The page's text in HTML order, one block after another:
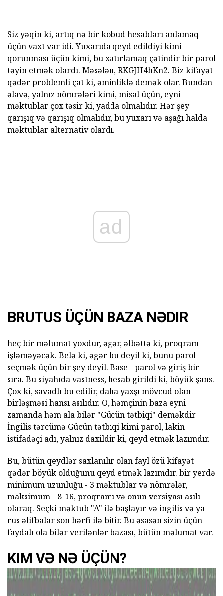
Siz yəqin ki, artıq nə bir kobud hesabları anlamaq
üçün vaxt var idi. Yuxarıda qeyd edildiyi kimi
qorunması üçün kimi, bu xatırlamaq çətindir bir parol
təyin etmək olardı. Məsələn, RKGJH4hKn2. Biz kifayət
qədər problemli çat ki, əminliklə demək olar. Bundan
əlavə, yalnız nömrələri kimi, misal üçün, eyni
məktublar çox təsir ki, yadda olmalıdır. Hər şey
qarışıq və qarışıq olmalıdır, bu yuxarı və aşağı halda
məktublar alternativ olardı.
ad
BRUTUS ÜÇÜN BAZA NƏDIR
heç bir məlumat yoxdur, əgər, əlbəttə ki, proqram
işləməyəcək. Belə ki, əgər bu deyil ki, bunu parol
seçmək üçün bir şey deyil. Base - parol və giriş bir
sıra. Bu siyahıda vastness, hesab girildi ki, böyük şans.
Çox ki, savadlı bu edilir, daha yaxşı mövcud olan
birləşməsi hansı asılıdır. O, həmçinin baza eyni
zamanda həm ala bilər "Gücün tətbiqi" deməkdir
İngilis tərcümə Gücün tətbiqi kimi parol, lakin
istifadəçi adı, yalnız daxildir ki, qeyd etmək lazımdır.
Bu, bütün qeydlər saxlanılır olan fayl özü kifayət
qədər böyük olduğunu qeyd etmək lazımdır. bir yerdə
minimum uzunluğu - 3 məktublar və nömrələr,
maksimum - 8-16, proqramı və onun versiyası asılı
olaraq. Seçki məktub "A" ilə başlayır və ingilis və ya
rus əlifbalar son hərfi ilə bitir. Bu əsasən sizin üçün
faydalı ola bilər verilənlər bazası, bütün məlumat var.
KIM VƏ NƏ ÜÇÜN?